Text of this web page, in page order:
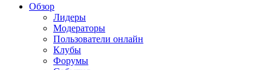
Обзор
Лидеры
Модераторы
Пользователи онлайн
Клубы
Форумы